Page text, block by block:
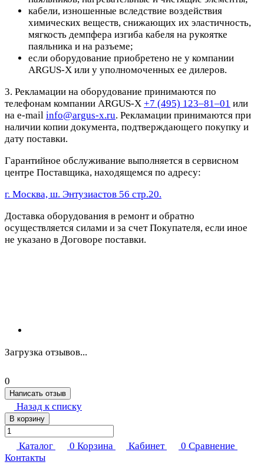
кабели, изношенные вследствие воздействия
химических веществ, снижающих их эластичность,
мягкость демпфера изгиба кабеля на рукоятке
паяльника и на разъеме;
если оборудование приобретено не у компании
ARGUS-X или у уполномоченных ее дилеров.
3. Рекламации на оборудование принимаются по
телефонам компании ARGUS-X +7 (495) 123–81–01 или
на e-mail info@argus-x.ru. Рекламации принимаются при
наличии копии документа, подтверждающего покупку и
дату поставки.
Гарантийное обслуживание выполняется в сервисном
центре Поставщика, находящемся по адресу:
г. Москва, ш. Энтузиастов 56 стр.20.
Доставка оборудования в ремонт и обратно
осуществляется силами и за счет Покупателя, если иное
не указано в Договоре поставки.
Загрузка отзывов...
0
Написать отзыв
Назад к списку
В корзину
Каталог 0 Корзина Кабинет 0 Сравнение
Контакты